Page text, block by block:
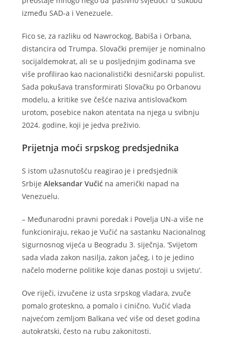
između SAD-a i Venezuele.
Fico se, za razliku od Nawrockog, Babiša i Orbana,
distancira od Trumpa. Slovački premijer je nominalno
socijaldemokrat, ali se u posljednjim godinama sve
više profilirao kao nacionalistički desničarski populist.
Sada pokušava transformirati Slovačku po Orbanovu
modelu, a kritike sve češće naziva antislovačkom
urotom, posebice nakon atentata na njega u svibnju
2024. godine, koji je jedva preživio.
Prijetnja moći srpskog predsjednika
S istom užasnutošću reagirao je i predsjednik
Srbije Aleksandar Vučićna američki napad na
Venezuelu.
– Međunarodni pravni poredak i Povelja UN-a više ne
funkcioniraju, rekao je Vučić na sastanku Nacionalnog
sigurnosnog vijeća u Beogradu 3. siječnja. ‘Svijetom
sada vlada zakon nasilja, zakon jačeg, i to je jedino
načelo moderne politike koje danas postoji u svijetu‘.
Ove riječi, izvučene iz usta srpskog vladara, zvuče
pomalo groteskno, a pomalo i cinično. Vučić vlada
najvećom zemljom Balkana već više od deset godina
autokratski, često na rubu zakonitosti.